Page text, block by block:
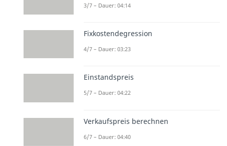
3/7 – Dauer: 04:14
Fixkostendegression
4/7 – Dauer: 03:23
Einstandspreis
5/7 – Dauer: 04:22
Verkaufspreis berechnen
6/7 – Dauer: 04:40